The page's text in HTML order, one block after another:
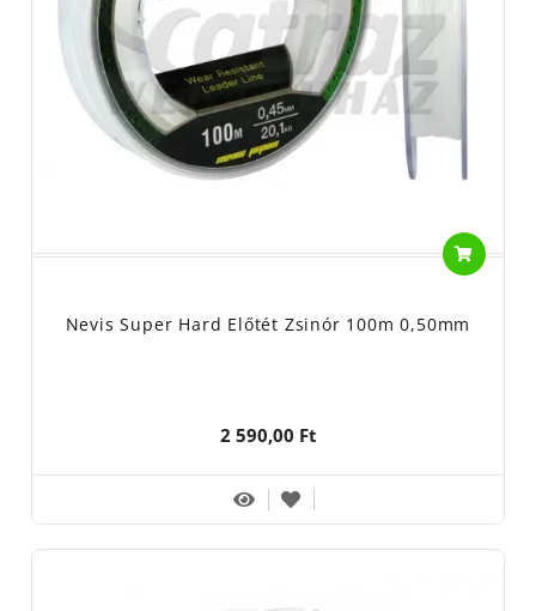
Nevis Super Hard Előtét Zsinór 100m 0,50mm
2 590,00 Ft